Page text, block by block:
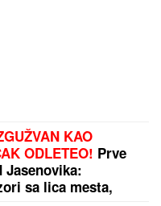
KAO
ODLETEO! Prve
Jasenovika:
sa lica mesta,